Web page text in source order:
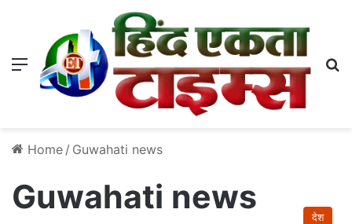
Menu
Home / Guwahati news
Guwahati news
देश